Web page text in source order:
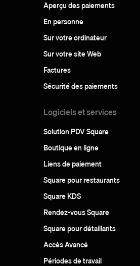
Aperçu des paiements
En personne
Sur votre ordinateur
Sur votre site Web
Factures
Sécurité des paiements
Logiciels et services
Solution PDV Square
Boutique en ligne
Liens de paiement
Square pour restaurants
Square KDS
Rendez-vous Square
Square pour détaillants
Accès Avancé
Périodes de travail